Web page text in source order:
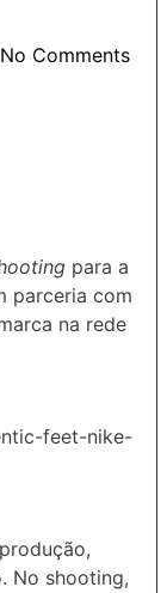
No Comments
para a
parceria com
na rede
No shooting,